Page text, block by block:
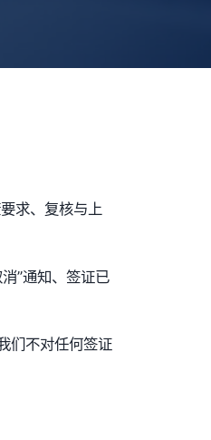
求、复核与上
”通知、签证已
们不对任何签证